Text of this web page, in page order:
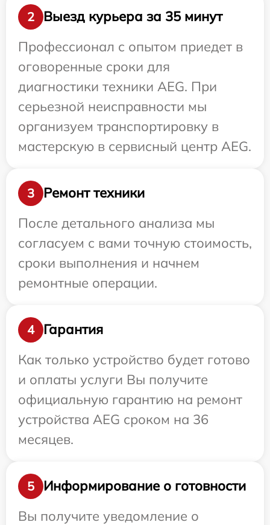
2
Выезд курьера за 35 минут
Профессионал с опытом приедет в
оговоренные сроки для
диагностики техники AEG. При
серьезной неисправности мы
организуем транспортировку в
мастерскую в сервисный центр AEG.
3
Ремонт техники
После детального анализа мы
согласуем с вами точную стоимость,
сроки выполнения и начнем
ремонтные операции.
4
Гарантия
Как только устройство будет готово
и оплаты услуги Вы получите
официальную гарантию на ремонт
устройства AEG сроком на 36
месяцев.
5
Информирование о готовности
Вы получите уведомление о